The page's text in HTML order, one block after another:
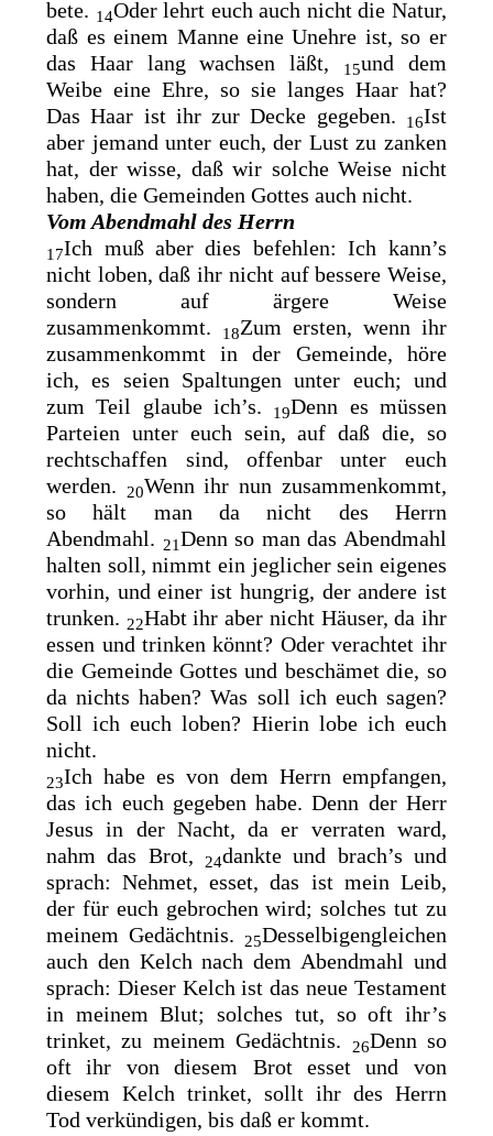
bete. 14Oder lehrt euch auch nicht die Natur,
daß es einem Manne eine Unehre ist, so er
das Haar lang wachsen läßt,
15und dem
Weibe eine Ehre, so sie langes Haar hat?
Das Haar ist ihr zur Decke gegeben.
16Ist
aber jemand unter euch, der Lust zu zanken
hat, der wisse, daß wir solche Weise nicht
haben, die Gemeinden Gottes auch nicht.
Vom Abendmahl des Herrn
17Ich muß aber dies befehlen: Ich kann’s
nicht loben, daß ihr nicht auf bessere Weise,
sondern auf ärgere Weise
zusammenkommt.
18Zum ersten, wenn ihr
zusammenkommt in der Gemeinde, höre
ich, es seien Spaltungen unter euch; und
zum Teil glaube ich’s.
19Denn es müssen
Parteien unter euch sein, auf daß die, so
rechtschaffen sind, offenbar unter euch
werden.
20Wenn ihr nun zusammenkommt,
so hält man da nicht des Herrn
Abendmahl. 21Denn so man das Abendmahl
halten soll, nimmt ein jeglicher sein eigenes
vorhin, und einer ist hungrig, der andere ist
trunken. 22Habt ihr aber nicht Häuser, da ihr
essen und trinken könnt? Oder verachtet ihr
die Gemeinde Gottes und beschämet die, so
da nichts haben? Was soll ich euch sagen?
Soll ich euch loben? Hierin lobe ich euch
nicht.
23Ich habe es von dem Herrn empfangen,
das ich euch gegeben habe.Denn der Herr
Jesus in der Nacht, da er verraten ward,
nahm das Brot,
24dankte und brach’s und
sprach: Nehmet, esset, das ist mein Leib,
der für euch gebrochen wird; solches tut zu
meinem Gedächtnis.
25Desselbigengleichen
auch den Kelch nach dem Abendmahl und
sprach: Dieser Kelch ist das neue Testament
in meinem Blut; solches tut, so oft ihr’s
trinket, zu meinem Gedächtnis.
26Denn so
oft ihr von diesem Brot esset und von
diesem Kelch trinket, sollt ihr des Herrn
Tod verkündigen,bis daß er kommt.